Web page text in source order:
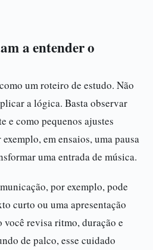
a entender o
um roteiro de estudo. Não
a lógica. Basta observar
e como pequenos ajustes
em ensaios, uma pausa
uma entrada de música.
por exemplo, pode
curto ou uma apresentação
você revisa ritmo, duração e
de palco, esse cuidado